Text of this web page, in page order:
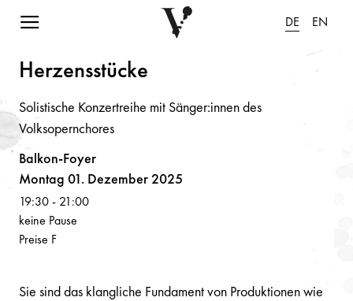
Navigation einblenden DE EN
Sie sind das klangliche Fundament von Produktionen wie
Herzensstücke
Solistische Konzertreihe mit Sänger:innen des
Volksopernchores
Balkon-Foyer
Montag 01. Dezember 2025
19:30- 21:00
keine Pause
Preise F